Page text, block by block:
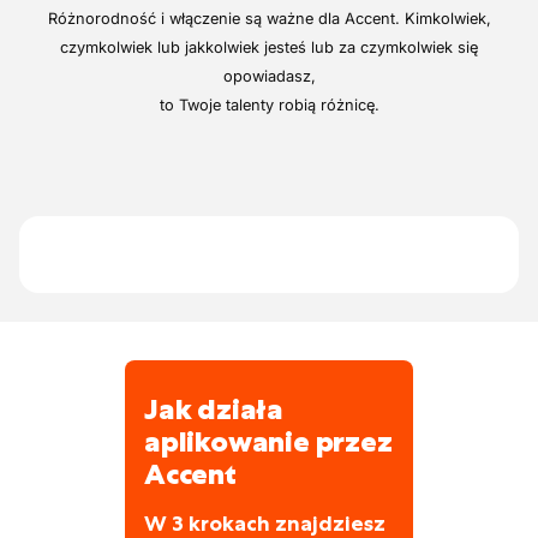
świadczenia pozapłacowe.
Pracujesz w świetnym zespole
zmotywowanych kolegów.
Wykonujesz prace zarówno wewnątrz, jak i
na zewnątrz budynków.
przedsiębiorstwach.
Zajmuje się sygnalizacją przemysłową oraz
reklamą świetlną.
W zakres usług wchodzą m.in. linie
Różnorodność i włączenie są ważne dla Accent. Kimkolwiek,
czymkolwiek lub jakkolwiek jesteś lub za czymkolwiek się
opowiadasz,
to Twoje talenty robią różnicę.
Jak działa
aplikowanie przez
Accent
W 3 krokach znajdziesz